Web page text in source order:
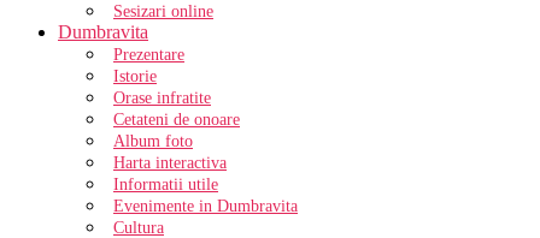
Sesizari online
Dumbravita
Prezentare
Istorie
Orase infratite
Cetateni de onoare
Album foto
Harta interactiva
Informatii utile
Evenimente in Dumbravita
Cultura